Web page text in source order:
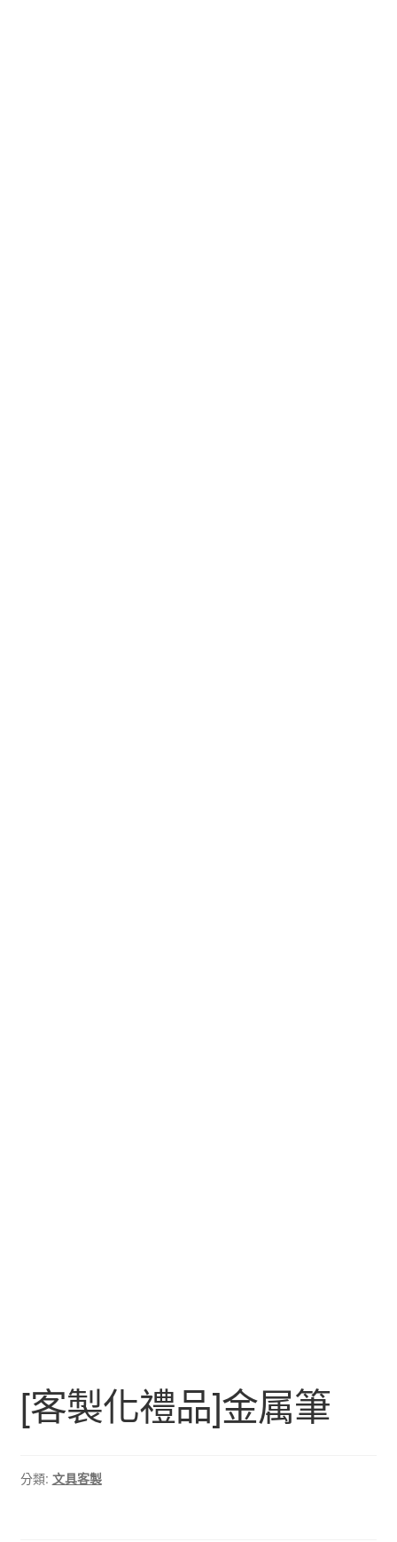
[客製化禮品]金属筆
分類: 文具客製